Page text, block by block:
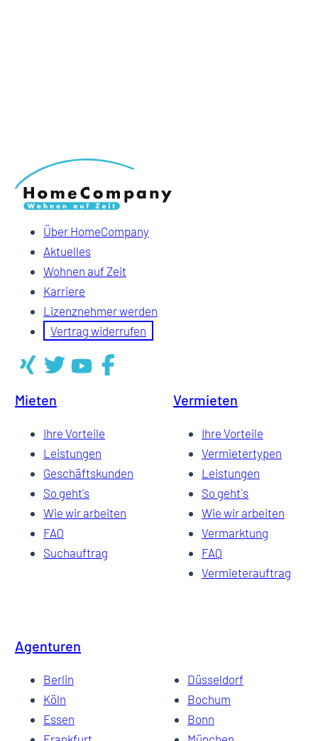
Über HomeCompany
Aktuelles
Wohnen auf Zeit
Karriere
Lizenznehmer werden
Vertrag widerrufen
Mieten
Ihre Vorteile
Leistungen
Geschäftskunden
So geht's
Wie wir arbeiten
FAQ
Suchauftrag
Vermieten
Ihre Vorteile
Vermietertypen
Leistungen
So geht`s
Wie wir arbeiten
Vermarktung
FAQ
Vermieterauftrag
Agenturen
Berlin
Düsseldorf
Köln
Bochum
Essen
Bonn